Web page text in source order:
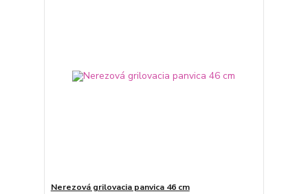
Nerezová grilovacia panvica 46 cm